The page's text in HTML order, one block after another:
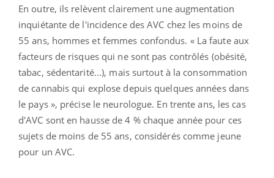
En outre, ils relèvent clairement une augmentation
inquiétante de l'incidence des AVC chez les moins de
55 ans, hommes et femmes confondus. « La faute aux
facteurs de risques qui ne sont pas contrôlés (obésité,
tabac, sédentarité...), mais surtout à la consommation
de cannabis qui explose depuis quelques années dans
le pays », précise le neurologue. En trente ans, les cas
d'AVC sont en hausse de 4 % chaque année pour ces
sujets de moins de 55 ans, considérés comme jeune
pour un AVC.